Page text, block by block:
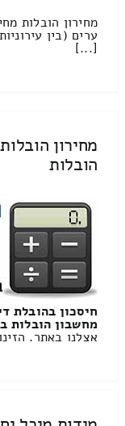
מחירון הובלות
ערים (בין
[...]
מחירון
הובלות
חיסכון בהובלת
מחשבון הובלות
אצלנו באתר.